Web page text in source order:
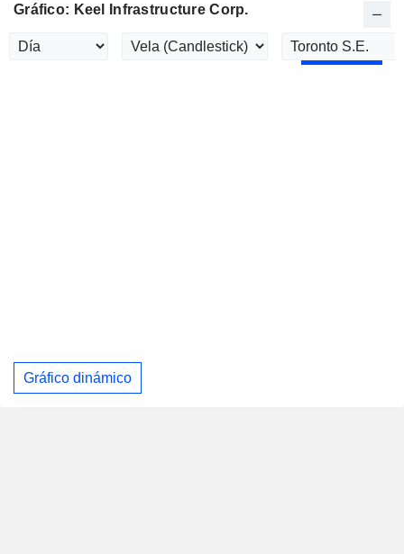
Gráfico: Keel Infrastructure Corp.
Gráfico dinámico